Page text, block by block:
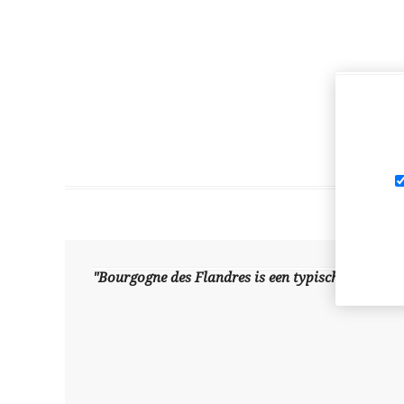
"Bourgogne des Flandres is een typisch